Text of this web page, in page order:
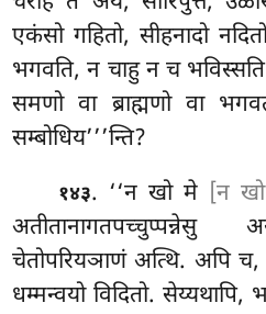
एकंसो गहितो, सीहनादो
भगवति, न चाहु न च
समणो वा ब्राह्मणो वा
सम्बोधिय’’’न्ति?
१४३. ‘‘न खो मे [न
अतीतानागतपच्चुप्पन्नेसु
चेतोपरियञाणं अत्थि. अपि
धम्मन्वयो विदितो. सेय्यथापि,